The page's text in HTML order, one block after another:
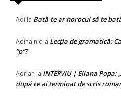
Adi la Bată-te-ar norocul să te
Adina nic la Lecția de gramatică:
”p”?
Adrian la INTERVIU | Eliana Popa:
după ce ai terminat de scris